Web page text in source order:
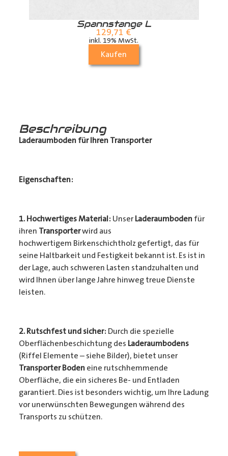
Spannstange L
129,71 €
inkl. 19% MwSt.
Kaufen
Beschreibung
Laderaumboden für Ihren Transporter
Eigenschaften:
1. Hochwertiges Material: Unser Laderaumbodenfür
ihren Transporterwird aus
hochwertigem Birkenschichtholz gefertigt, das für
seine Haltbarkeit und Festigkeit bekannt ist. Es ist in
der Lage, auch schweren Lasten standzuhalten und
wird Ihnen über lange Jahre hinweg treue Dienste
leisten.
2. Rutschfest und sicher: Durch die spezielle
Oberflächenbeschichtung des Laderaumbodens
(Riffel Elemente – siehe Bilder), bietet unser
Transporter Bodeneine rutschhemmende
Oberfläche, die ein sicheres Be- und Entladen
garantiert. Dies ist besonders wichtig, um Ihre Ladung
vor unerwünschten Bewegungen während des
Transports zu schützen.